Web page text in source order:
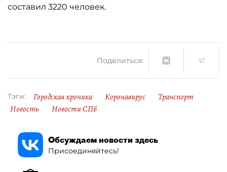
составил 3220 человек.
Поделиться:
Тэги: Городская хроника Коронавирус
Транспорт
Новость
Новости СПб
Обсуждаем новости здесь
Присоединяйтесь!